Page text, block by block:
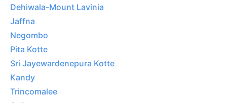
Dehiwala-Mount Lavinia
Jaffna
Negombo
Pita Kotte
Sri Jayewardenepura Kotte
Kandy
Trincomalee